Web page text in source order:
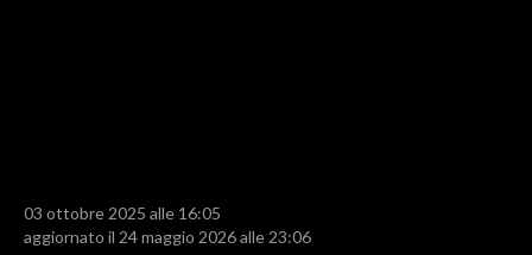
RISULTATI E CLASSIFICHE
03 ottobre 2025 alle 16:05
aggiornato il 24 maggio 2026 alle 23:06